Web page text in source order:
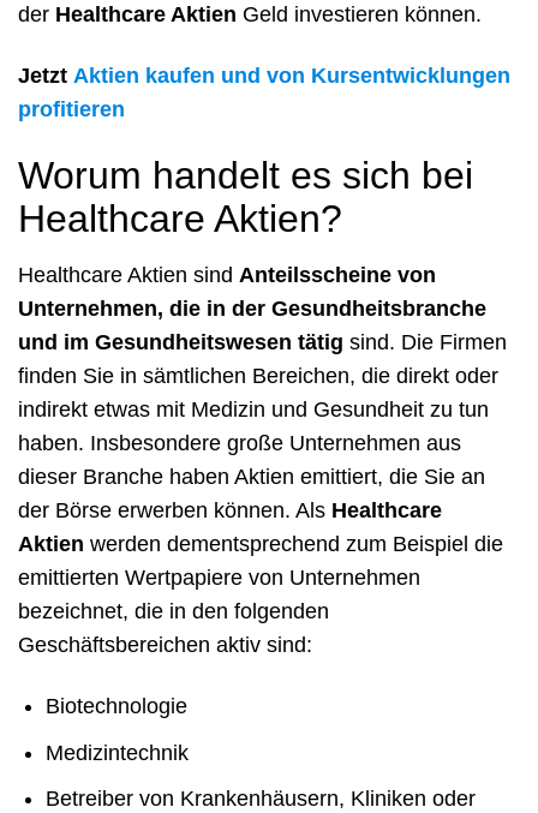
der Healthcare Aktien Geld investieren können.
Jetzt Aktien kaufen und von Kursentwicklungen
profitieren
Worum handelt es sich bei
Healthcare Aktien?
Healthcare Aktien sind Anteilsscheine von
Unternehmen, die in der Gesundheitsbranche
und im Gesundheitswesen tätig sind. Die Firmen
finden Sie in sämtlichen Bereichen, die direkt oder
indirekt etwas mit Medizin und Gesundheit zu tun
haben. Insbesondere große Unternehmen aus
dieser Branche haben Aktien emittiert, die Sie an
der Börse erwerben können. Als Healthcare
Aktien werden dementsprechend zum Beispiel die
emittierten Wertpapiere von Unternehmen
bezeichnet, die in den folgenden
Geschäftsbereichen aktiv sind:
Biotechnologie
Medizintechnik
Betreiber von Krankenhäusern, Kliniken oder